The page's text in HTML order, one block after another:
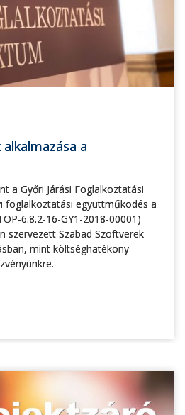
a
a Győri Járási Foglalkoztatási
foglalkoztatási együttműködés a
6.8.2-16-GY1-2018-00001)
szervezett Szabad Szoftverek
mint költséghatékony